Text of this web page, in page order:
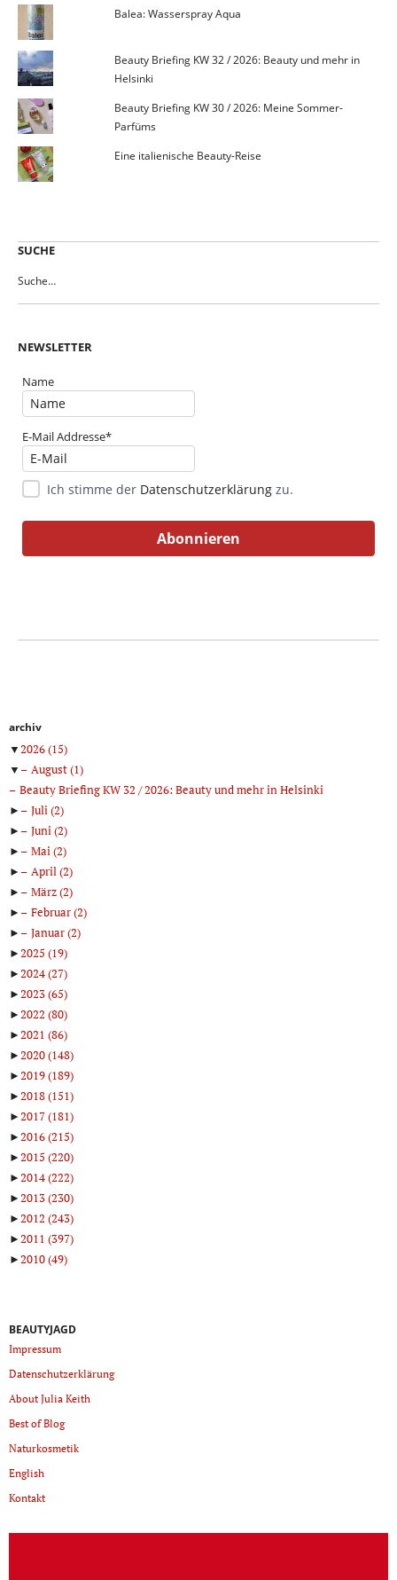
Balea: Wasserspray Aqua
Beauty Briefing KW 32 / 2026: Beauty und mehr in
Helsinki
Beauty Briefing KW 30 / 2026: Meine Sommer-
Parfüms
Eine italienische Beauty-Reise
SUCHE
NEWSLETTER
Name
E-Mail Addresse*
Ich stimme der Datenschutzerklärung zu.
archiv
▼ 2026(15)
▼
August(1)
Beauty Briefing KW 32 / 2026: Beauty und mehr in Helsinki
►
Juli (2)
►
Juni (2)
►
Mai (2)
►
April (2)
►
März(2)
►
Februar(2)
►
Januar(2)
► 2025 (19)
► 2024(27)
► 2023(65)
► 2022 (80)
► 2021 (86)
► 2020(148)
► 2019(189)
► 2018(151)
► 2017(181)
► 2016(215)
► 2015 (220)
► 2014(222)
► 2013(230)
► 2012 (243)
► 2011 (397)
► 2010(49)
BEAUTYJAGD
Impressum
Datenschutzerklärung
About Julia Keith
Best of Blog
Naturkosmetik
English
Kontakt